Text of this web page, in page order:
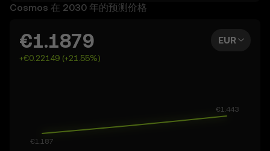
周、几个月后，或远至 2050 年。您还可以为 Cosmos 设置自
字货币市场具有波动性，参考预测时需持续保持探索心态，同
时保持适度谨慎。
Cosmos 在 2030 年的预测价格
€1.1879
+€0.22149 (+21.55%)
EUR